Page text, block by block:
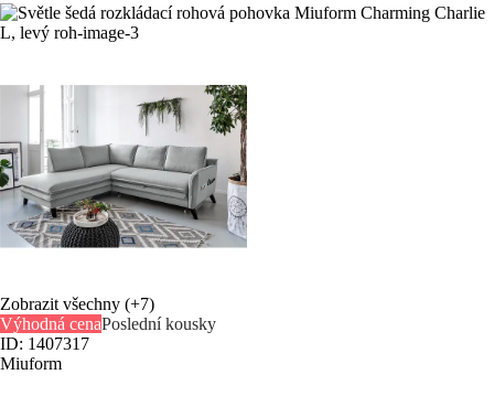
Zobrazit všechny (+7)
Výhodná cenaPoslední kousky
ID: 1407317
Miuform